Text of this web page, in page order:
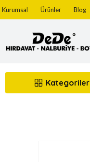
Kurumsal Ürünler Blog
Kategoriler